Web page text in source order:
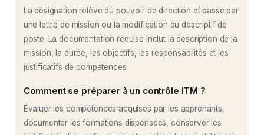
La désignation relève du pouvoir de direction et passe par
une lettre de mission ou la modification du descriptif de
poste. La documentation requise inclut la description de la
mission, la durée, les objectifs, les responsabilités et les
justificatifs de compétences.
Comment se préparer à un contrôle ITM ?
Évaluer les compétences acquises par les apprenants,
documenter les formations dispensées, conserver les